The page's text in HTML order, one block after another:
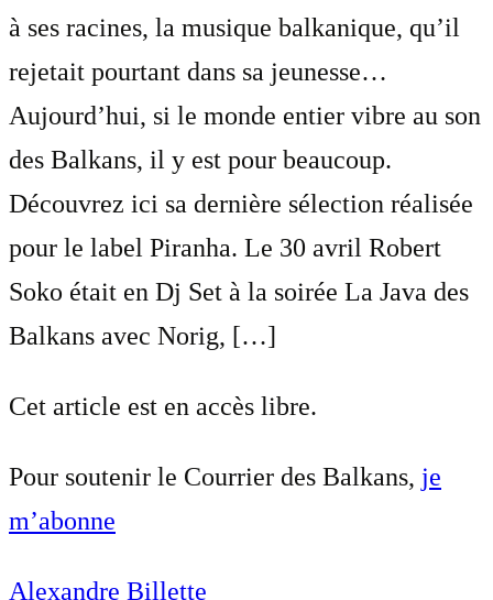
à ses racines, la musique balkanique, qu’il
rejetait pourtant dans sa jeunesse…
Aujourd’hui, si le monde entier vibre au son
des Balkans, il y est pour beaucoup.
Découvrez ici sa dernière sélection réalisée
pour le label Piranha. Le 30 avril Robert
Soko était en Dj Set à la soirée La Java des
Balkans avec Norig, […]
Cet article est en accès libre.
Pour soutenir le Courrier des Balkans, je
m’abonne
Alexandre Billette